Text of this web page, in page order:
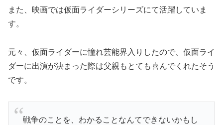
また、映画では仮面ライダーシリーズにて活躍していま
す。
元々、仮面ライダーに憧れ芸能界入りしたので、仮面ライ
ダーに出演が決まった際は父親もとても喜んでくれたそう
です。
戦争のことを、わかることなんてできないかもし